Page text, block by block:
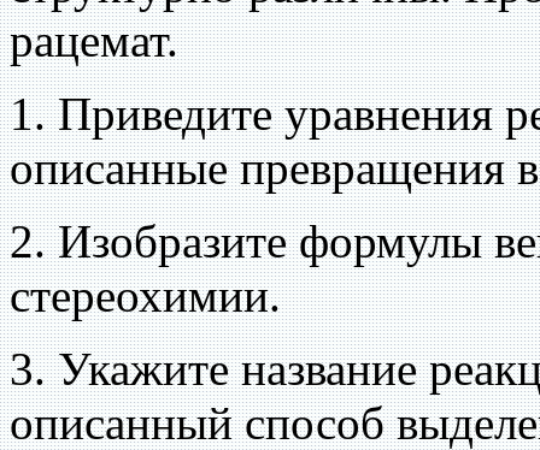
рацемат.
1. Приведите уравнения
описанные превращения
2. Изобразите формулы
стереохимии.
3. Укажите название
описанный способ